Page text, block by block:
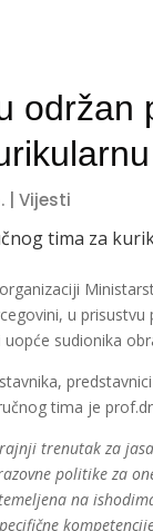
održan
|Vijesti
tima za
u
uopće sudionika
tima je
trenutak za
politike za
na